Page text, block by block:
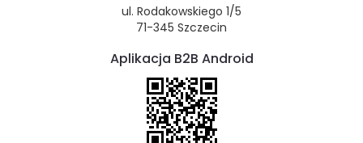
ul. Rodakowskiego 1/5
71-345 Szczecin
Aplikacja B2B Android